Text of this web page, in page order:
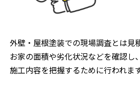
外壁・屋根塗装での現場調査とは見
お家の面積や劣化状況などを確認し
施工内容を把握するために行われます